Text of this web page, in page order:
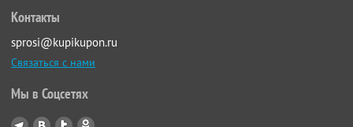
Контакты
sprosi@kupikupon.ru
Связаться с нами
Мы в Соцсетях